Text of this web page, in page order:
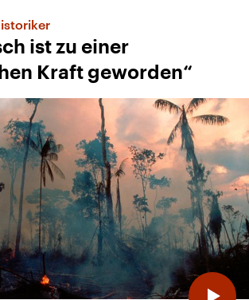
ist zu einer
Kraft geworden“